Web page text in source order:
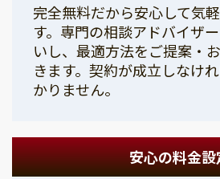
完全無料だから安心して気
す。専門の相談アドバイザ
いし、最適方法をご提案・
きます。契約が成立しなけ
かりません。
安心の料金設